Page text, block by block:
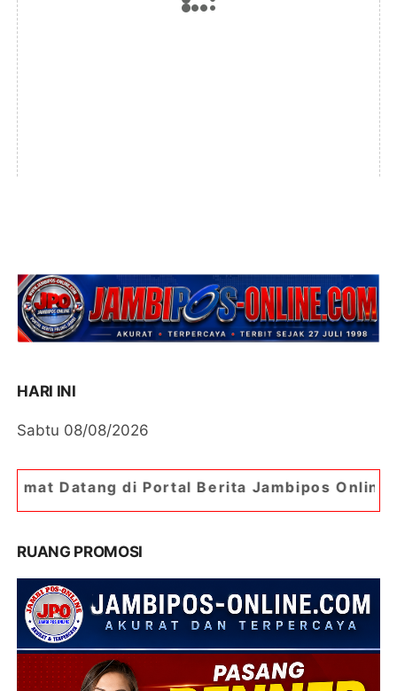
HARI INI
Sabtu 08/08/2026
Portal Berita Jambipos Online. Portal Berita
RUANG PROMOSI